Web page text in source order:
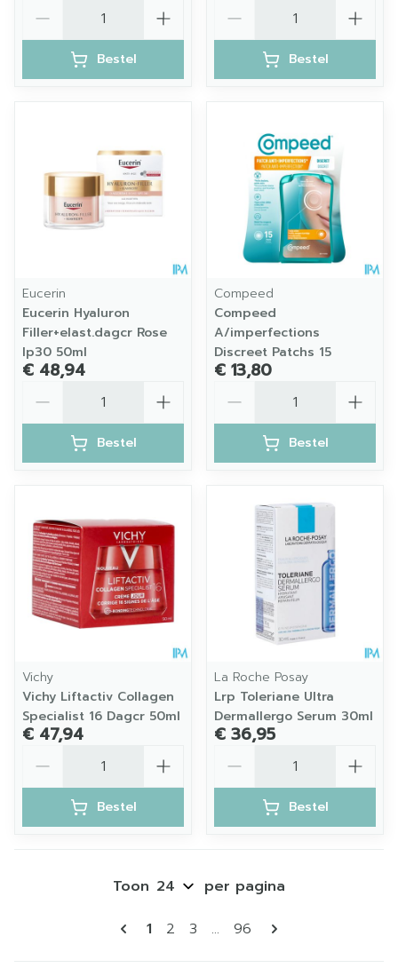
Bestel Bestel
Eucerin
Eucerin Hyaluron
Filler+elast.dagcr Rose
Ip30 50ml
€ 48,94
Bestel
Compeed
Compeed
A/imperfections
Discreet Patchs 15
€ 13,80
Bestel
Vichy
Vichy Liftactiv Collagen
Specialist 16 Dagcr 50ml
€ 47,94
Bestel
La Roche Posay
Lrp Toleriane Ultra
Dermallergo Serum 30ml
€ 36,95
Bestel
Pagina's
U lees momenteel pagina
1 Pagina
2 Pagina
3 ... Pagina
96
Toon per pagina